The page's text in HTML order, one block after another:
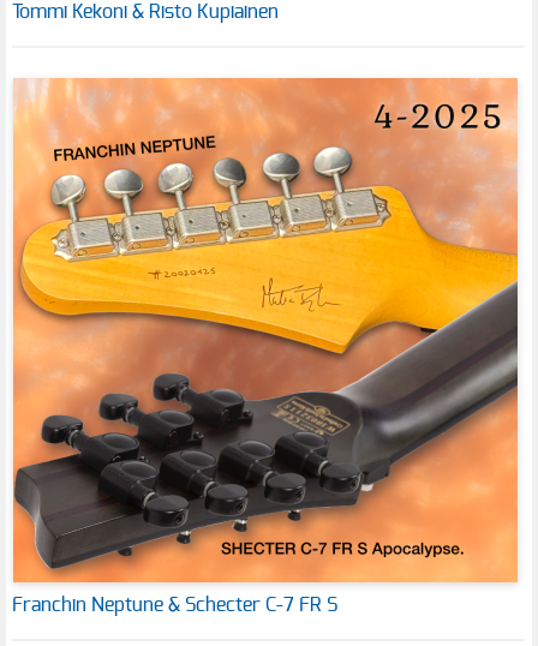
Tommi Kekoni & Risto Kupiainen
Franchin Neptune & Schecter C-7 FR S